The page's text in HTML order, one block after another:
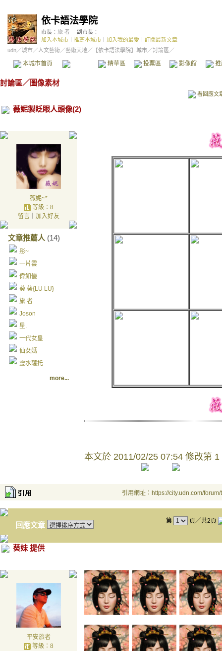
依卡語法學院
市長： 旅 者
副市長：
加入本城市
推薦本城市 加入我的最愛
訂閱最新文章
udn／城市／人文藝術／藝術天地／ 【依卡語法學院】城市／討論區／
本城市首頁 精華區 投票區 影像館
討論區／ 圖像素材
看回應文
薇妮製眨眼人頭像(2)
薇妮~*
等級：8
留言｜ 加入好友
文章推薦人 (14)
彤~
一片雲
偉如優
葵 葵{LU LU}
旅 者
Joson
星.
一代女皇
仙女媽
靈水薩托
more...
本文於 2011/02/25 07:54 修改第 1
引用網址：https://city.udn.com/
回應文章 第 頁／共2頁
葵妹 提供
平安旅者
等級：8